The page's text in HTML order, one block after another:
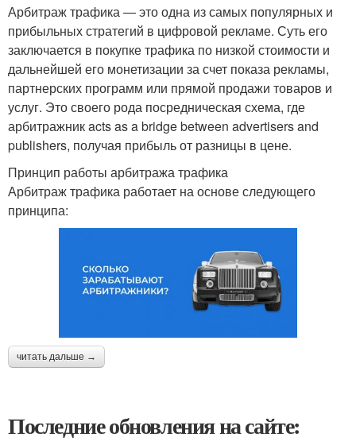
Арбитраж трафика — это одна из самых популярных и
прибыльных стратегий в цифровой рекламе. Суть его
заключается в покупке трафика по низкой стоимости и
дальнейшей его монетизации за счет показа рекламы,
партнерских программ или прямой продажи товаров и
услуг. Это своего рода посредническая схема, где
арбитражник acts as a bridge between advertisers and
publishers, получая прибыль от разницы в цене.
Принцип работы арбитража трафика
Арбитраж трафика работает на основе следующего
принципа:
читать дальше →
Последние обновления на сайте: